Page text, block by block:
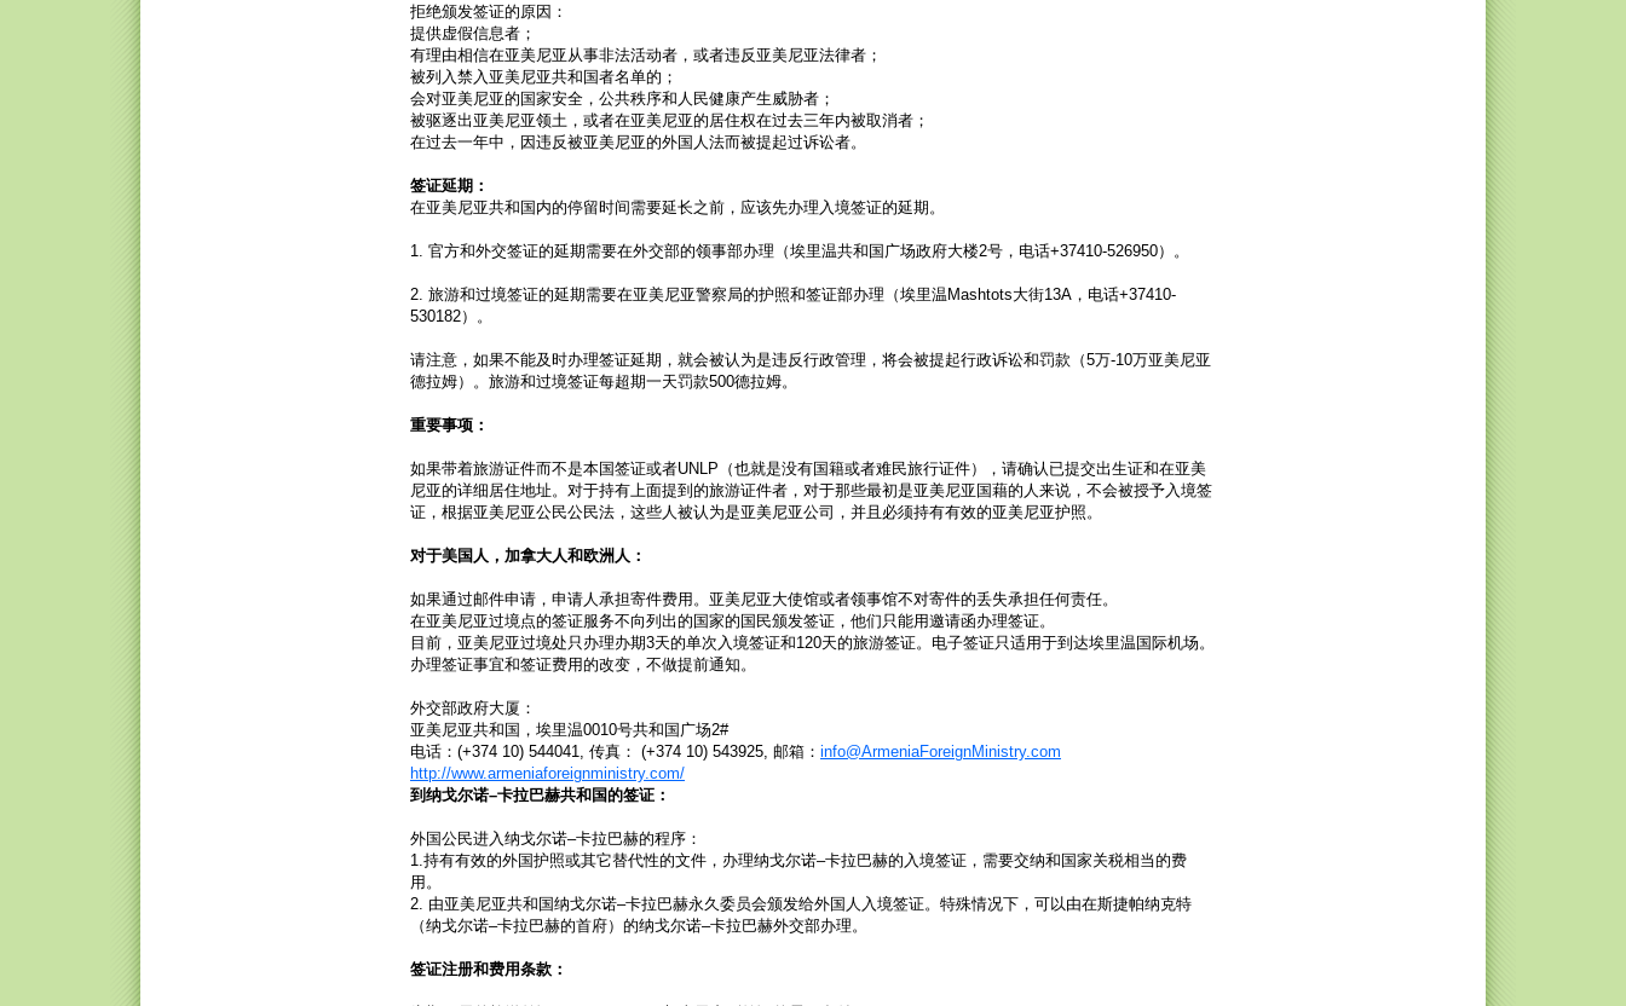
拒绝颁发签证的原因：
提供虚假信息者；
有理由相信在亚美尼亚从事非法活动者，或者违反亚美尼亚法律者；
被列入禁入亚美尼亚共和国者名单的；
会对亚美尼亚的国家安全，公共秩序和人民健康产生威胁者；
被驱逐出亚美尼亚领土，或者在亚美尼亚的居住权在过去三年内被取消者；
在过去一年中，因违反被亚美尼亚的外国人法而被提起过诉讼者。
签证延期：
在亚美尼亚共和国内的停留时间需要延长之前，应该先办理入境签证的延期。
1. 官方和外交签证的延期需要在外交部的领事部办理（埃里温共和国广场政府大楼2号，电话+37410-526950）。
2. 旅游和过境签证的延期需要在亚美尼亚警察局的护照和签证部办理（埃里温Mashtots大街13A，电话+37410-
530182）。
请注意，如果不能及时办理签证延期，就会被认为是违反行政管理，将会被提起行政诉讼和罚款（5万-10万亚美尼亚
德拉姆）。旅游和过境签证每超期一天罚款500德拉姆。
重要事项：
如果带着旅游证件而不是本国签证或者UNLP（也就是没有国籍或者难民旅行证件），请确认已提交出生证和在亚美
尼亚的详细居住地址。对于持有上面提到的旅游证件者，对于那些最初是亚美尼亚国藉的人来说，不会被授予入境签
证，根据亚美尼亚公民公民法，这些人被认为是亚美尼亚公司，并且必须持有有效的亚美尼亚护照。
对于美国人，加拿大人和欧洲人：
如果通过邮件申请，申请人承担寄件费用。亚美尼亚大使馆或者领事馆不对寄件的丢失承担任何责任。
在亚美尼亚过境点的签证服务不向列出的国家的国民颁发签证，他们只能用邀请函办理签证。
目前，亚美尼亚过境处只办理办期3天的单次入境签证和120天的旅游签证。电子签证只适用于到达埃里温国际机场。
办理签证事宜和签证费用的改变，不做提前通知。
外交部政府大厦：
亚美尼亚共和国，埃里温0010号共和国广场2#
电话：(+374 10) 544041, 传真： (+374 10) 543925, 邮箱： info@ArmeniaForeignMinistry.com
http://www.armeniaforeignministry.com/
到纳戈尔诺–卡拉巴赫共和国的签证：
外国公民进入纳戈尔诺–卡拉巴赫的程序：
1.持有有效的外国护照或其它替代性的文件，办理纳戈尔诺–卡拉巴赫的入境签证，需要交纳和国家关税相当的费
用。
2. 由亚美尼亚共和国纳戈尔诺–卡拉巴赫永久委员会颁发给外国人入境签证。特殊情况下，可以由在斯捷帕纳克特
（纳戈尔诺–卡拉巴赫的首府）的纳戈尔诺–卡拉巴赫外交部办理。
签证注册和费用条款：